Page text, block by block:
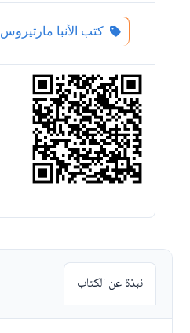
كتب الأنبا مارتيروس
نبذة عن الكتاب